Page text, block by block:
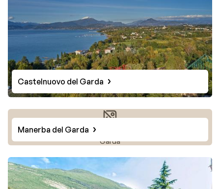
Castelnuovo del Garda
Photo de Manerba del
Garda
Manerba del Garda